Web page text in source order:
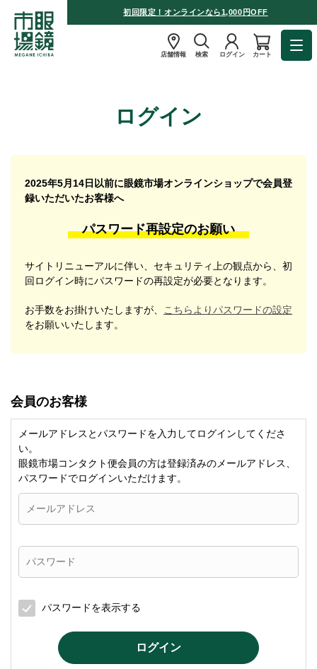
初回限定！オンラインなら1,000円OFF
店舗情報 検索 ログイン カート
ログイン
2025年5月14日以前に眼鏡市場オンラインショップで会員登
録いただいたお客様へ
パスワード再設定のお願い
サイトリニューアルに伴い、セキュリティ上の観点から、初
回ログイン時にパスワードの再設定が必要となります。
お手数をお掛けいたしますが、
こちらよりパスワードの設定
をお願いいたします。
会員のお客様
メールアドレスとパスワードを入力してログインしてくださ
い。
眼鏡市場コンタクト便会員の方は登録済みのメールアドレス、
パスワードでログインいただけます。
パスワードを表示する